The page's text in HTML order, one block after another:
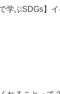
学ぶSDGs】